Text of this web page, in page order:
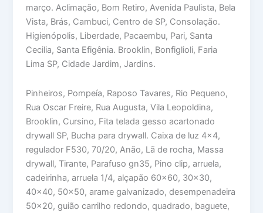
março. Aclimação, Bom Retiro, Avenida Paulista, Bela
Vista, Brás, Cambuci, Centro de SP, Consolação.
Higienópolis, Liberdade, Pacaembu, Pari, Santa
Cecilia, Santa Efigênia. Brooklin, Bonfiglioli, Faria
Lima SP, Cidade Jardim, Jardins.
Pinheiros, Pompeía, Raposo Tavares, Rio Pequeno,
Rua Oscar Freire, Rua Augusta, Vila Leopoldina,
Brooklin, Cursino, Fita telada gesso acartonado
drywall SP, Bucha para drywall. Caixa de luz 4×4,
regulador F530, 70/20, Anão, Lã de rocha, Massa
drywall, Tirante, Parafuso gn35, Pino clip, arruela,
cadeirinha, arruela 1/4, alçapão 60×60, 30×30,
40×40, 50×50, arame galvanizado, desempenadeira
50×20, guião carrilho redondo, quadrado, baguete,